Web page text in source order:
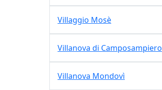
Villaggio Mosè
Villanova di Camposampiero
Villanova Mondovì